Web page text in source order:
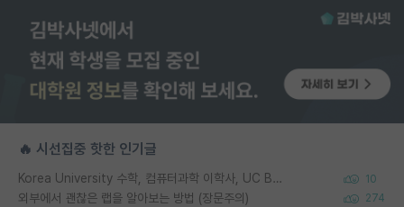
🔥 시선집중 핫한 인기글
Korea University 수학, 컴퓨터과학 이학사, UC Berkeley 산업공학 대학원 공학박사가 되는 것은 쉽지 않겠죠? 10
외부에서 괜찮은 랩을 알아보는 방법 (장문주의) 274